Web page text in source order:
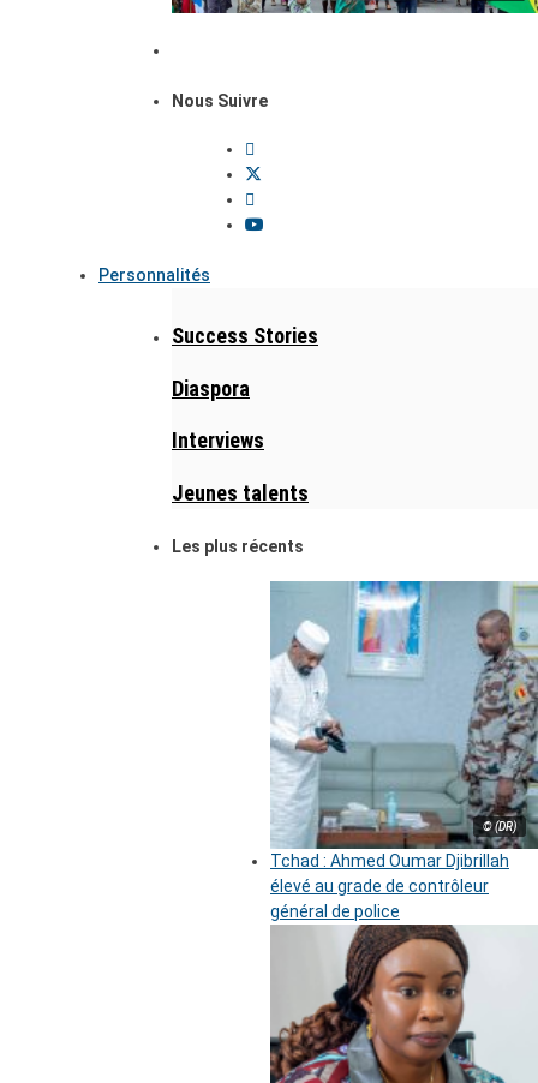
Nous Suivre
Personnalités
Success Stories
Diaspora
Interviews
Jeunes talents
Les plus récents
© (DR)
Tchad : Ahmed Oumar Djibrillah
élevé au grade de contrôleur
général de police